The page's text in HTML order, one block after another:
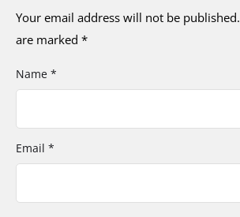
Your email address will not be published.
are marked *
Name *
Email *